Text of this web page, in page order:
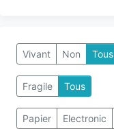
Vivant Non Tous
Fragile Tous
Papier Electronic